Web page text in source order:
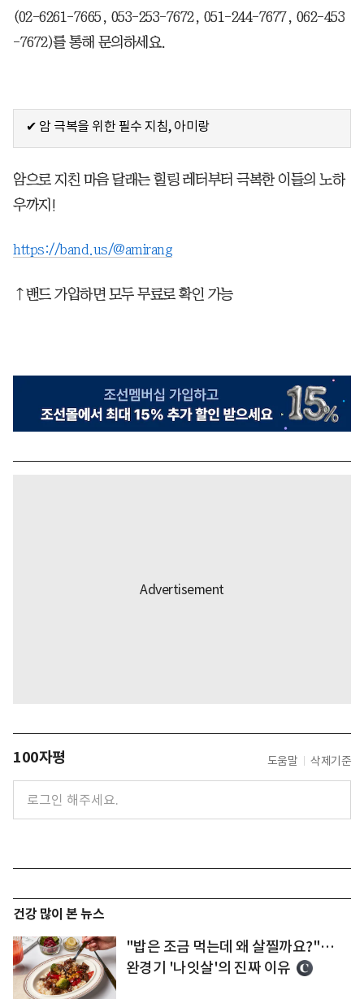
(02-6261-7665, 053-253-7672, 051-244-7677, 062-453
-7672)를 통해 문의하세요.
✔ 암 극복을 위한 필수 지침, 아미랑
암으로 지친 마음 달래는 힐링 레터부터 극복한 이들의 노하
우까지!
https://band.us/@amirang
↑밴드 가입하면 모두 무료로 확인 가능​
100자평 도움말 삭제기준
건강 많이 본 뉴스
"밥은 조금 먹는데 왜 살찔까요?"…
완경기 '나잇살'의 진짜 이유